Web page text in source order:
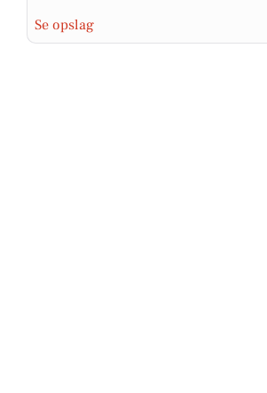
Se opslag